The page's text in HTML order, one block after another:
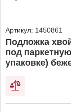
Артикул: 1450861
Подложка
под
упаковке)